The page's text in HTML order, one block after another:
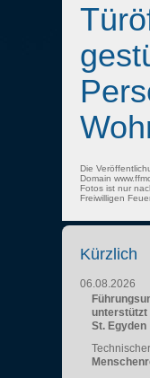
Die
Domain
Fotos ist nur
Freiwilligen
Kürzlich
06.08.2026
unterstützt
St. Egyden